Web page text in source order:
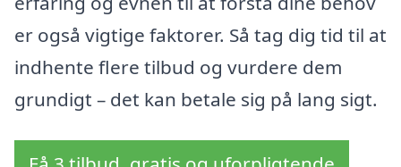
er også vigtige faktorer. Så tag dig tid til at
indhente flere tilbud og vurdere dem
grundigt – det kan betale sig på lang sigt.